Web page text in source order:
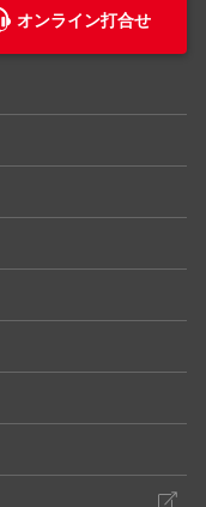
オンライン打合せ